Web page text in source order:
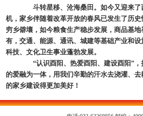
斗转星移、沧海桑田。如今又迎来了
机，家乡伴随着改革开放的春风已发生了历
穷乡僻壤，如今粮食生产稳步发展，商品基地
有，交通、能源、通讯、城建等基础产业和设
科技、文化卫生事业蓬勃发展。
“认识酉阳、热爱酉阳、建设酉阳”，
的爱融为一体，用我们辛勤的汗水去浇灌、
的家乡建设得更加美好！